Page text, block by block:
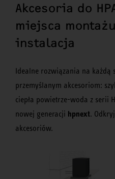
Akcesoria do
miejsca
instalacja
Idealne rozwiązania na każdą
przemyślanym akcesoriom:
ciepła powietrze-woda z serii
nowej generacji hpnext.
akcesoriów.